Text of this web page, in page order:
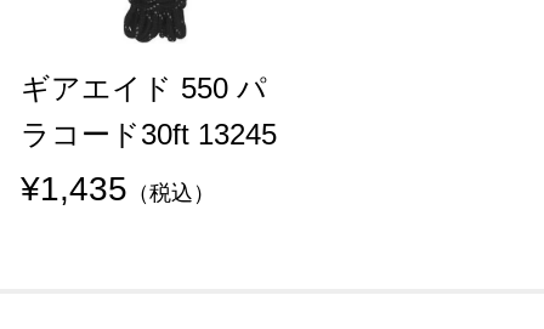
ギアエイド 550 パ
ラコード30ft 13245
¥1,435 （税込）